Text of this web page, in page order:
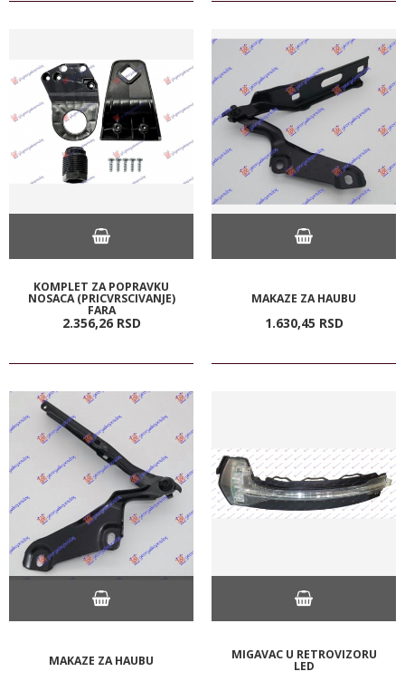
KOMPLET ZA POPRAVKU
NOSACA (PRICVRSCIVANJE)
FARA
2.356,26 RSD
MAKAZE ZA HAUBU
1.630,45 RSD
MAKAZE ZA HAUBU MIGAVAC U RETROVIZORU
LED